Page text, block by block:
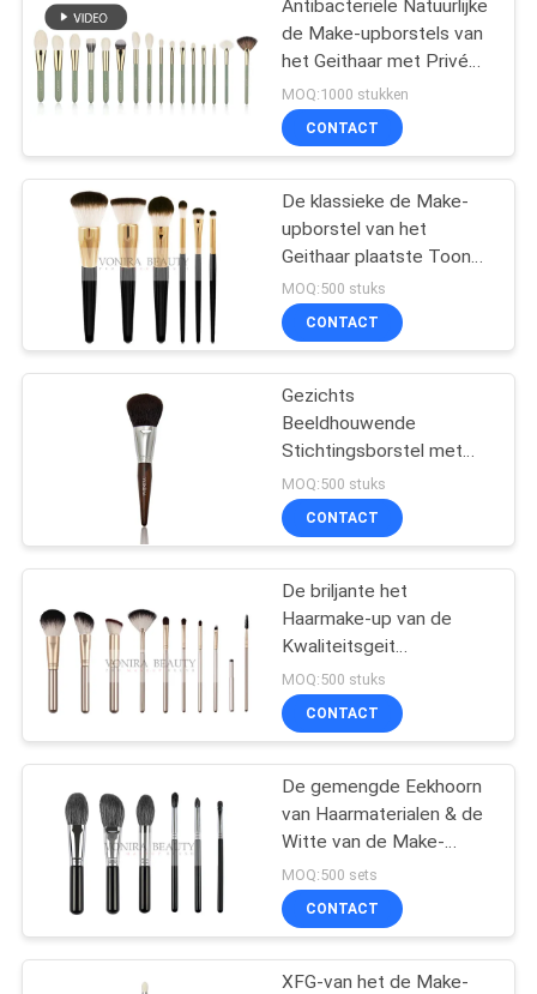
PRIVACY
POLICY
Antibacteriële Natuurlijke
de Make-upborstels van
het Geithaar met Privé
Etiket
MOQ:1000 stukken
CONTACT
De klassieke de Make-
upborstel van het
Geithaar plaatste Toon
Drie de Natuurlijke
Borstels van de
Haarmake-up met
MOQ:500 stuks
CONTACT
Gezichts
Beeldhouwende
Stichtingsborstel met
Borstels van de het
Haarmake-up van de
Luxe de Vlotte Donkere
MOQ:500 stuks
CONTACT
De briljante het
Haarmake-up van de
Kwaliteitsgeit
borstelt/de
Veerkrachtige ultra Fijne
Synthetische Borstels
MOQ:500 stuks
CONTACT
De gemengde Eekhoorn
van Haarmaterialen & de
Witte van de Make-
upborstels van het
Geithaar Fundamentele
Dagelijkse Uitrusting
MOQ:500 sets
CONTACT
XFG-van het de Make-